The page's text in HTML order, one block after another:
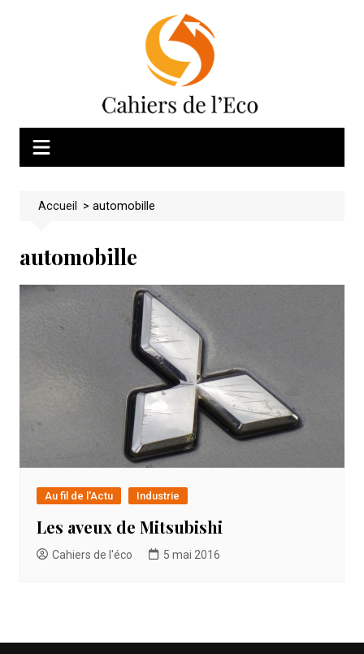
Accueil >automobille
automobille
Au fil de l'Actu Industrie
Les aveux de Mitsubishi
Cahiers de l'éco 5 mai 2016